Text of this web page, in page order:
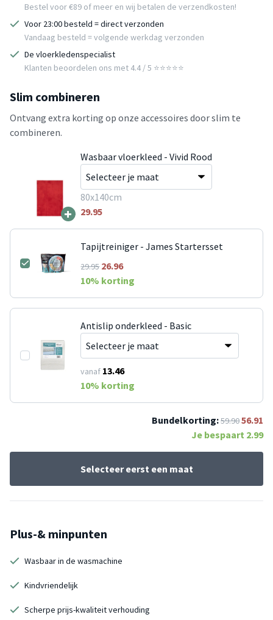
Bestel voor €89 of meer en wij betalen de verzendkosten!
Voor 23:00 besteld = direct verzonden
Vandaag besteld = volgende werkdag verzonden
De vloerkledenspecialist
Klanten beoordelen ons met 4.4 / 5 ⭐⭐⭐⭐⭐
Slim combineren
Ontvang extra korting op onze accessoires door slim te
combineren.
+
Wasbaar vloerkleed - Vivid Rood
80x140cm
29.95
Tapijtreiniger - James Startersset
29.9526.96
10% korting
Antislip onderkleed - Basic
vanaf 13.46
10% korting
Bundelkorting:59.9056.91
Je bespaart 2.99
Selecteer eerst een maat
Plus-& minpunten
Wasbaar in de wasmachine
Kindvriendelijk
Scherpe prijs-kwaliteit verhouding